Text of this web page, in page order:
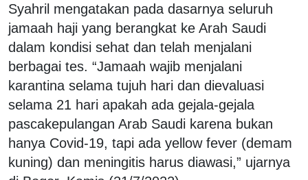
Syahril mengatakan pada dasarnya seluruh
jamaah haji yang berangkat ke Arah Saudi
dalam kondisi sehat dan telah menjalani
berbagai tes. “Jamaah wajib menjalani
karantina selama tujuh hari dan dievaluasi
selama 21 hari apakah ada gejala-gejala
pascakepulangan Arab Saudi karena bukan
hanya Covid-19, tapi ada yellow fever (demam
kuning) dan meningitis harus diawasi,” ujarnya